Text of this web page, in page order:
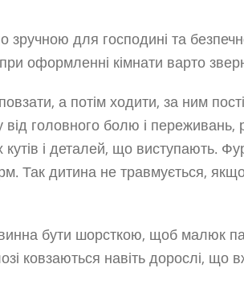
зручною для господині та
оформленні кімнати варто
а потім ходити, за ним
головного болю і переживань,
кутів і деталей, що виступають.
Так дитина не травмується,
бути шорсткою, щоб малюк
ковзаються навіть дорослі, що